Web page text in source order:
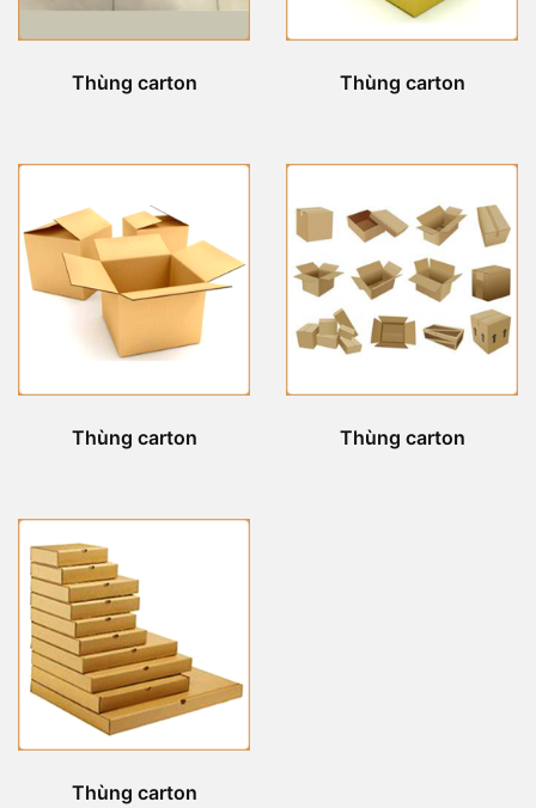
Thùng carton Thùng carton
Thùng carton Thùng carton
Thùng carton